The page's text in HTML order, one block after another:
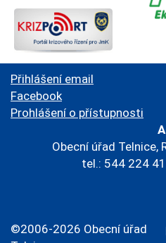
Přihlášení email
Facebook
Prohlášení o přístupnosti
Obecní úřad Telnice,
tel.: 544 224
©2006-2026 Obecní úřad